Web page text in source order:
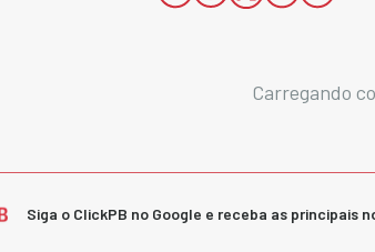
Carregando
Siga o ClickPB no Google e receba as principais